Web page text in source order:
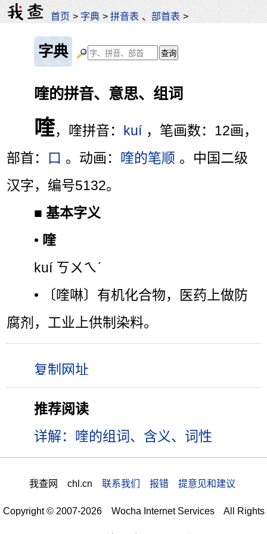
首页 > 字典 >拼音表 、部首表 >
字典
喹的拼音、意思、组词
喹，喹拼音： kuí ，笔画数：12画，
部首：
口 。动画： 喹的笔顺 。中国二级
汉字，编号5132。
■基本字义
• 喹
kuí ㄎㄨㄟˊ
• 〔喹啉〕有机化合物，医药上做防
腐剂，工业上供制染料。
推荐阅读
详解：喹的组词、含义、词性
我查网 chl.cn 联系我们 报错 提意见和建议
Copyright © 2007-2026 Wocha Internet Services All Rights